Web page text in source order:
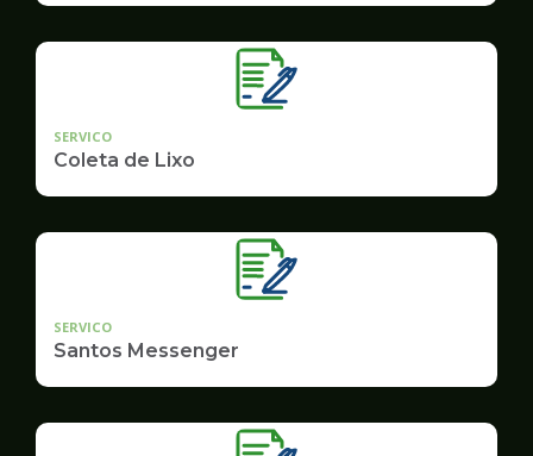
SERVICO
Coleta de Lixo
SERVICO
Santos Messenger